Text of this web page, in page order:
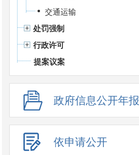
交通运输
处罚强制
行政许可
提案议案
政府信息公开年报
依申请公开